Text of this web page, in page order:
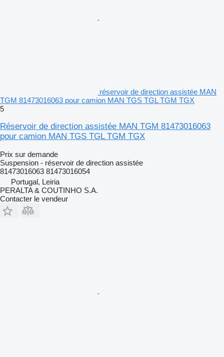
réservoir de direction assistée MAN
TGM 81473016063 pour camion MAN TGS TGL TGM TGX
5
Réservoir de direction assistée MAN TGM 81473016063
pour camion MAN TGS TGL TGM TGX
Prix sur demande
Suspension - réservoir de direction assistée
81473016063 81473016054
Portugal, Leiria
PERALTA & COUTINHO S.A.
Contacter le vendeur